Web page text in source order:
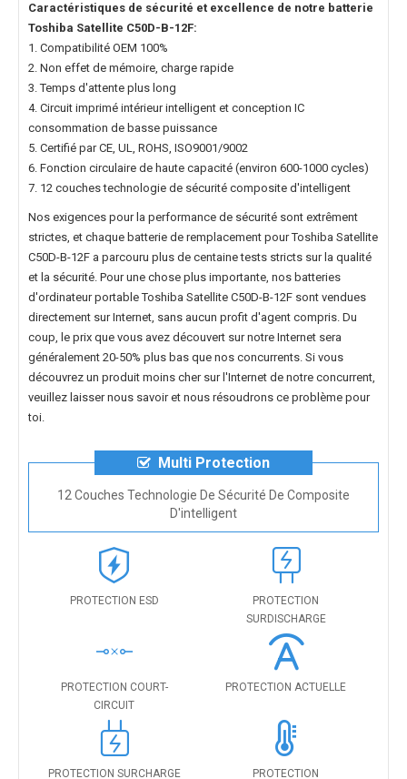
Caractéristiques de sécurité et excellence de notre batterie
Toshiba Satellite C50D-B-12F:
1. Compatibilité OEM 100%
2. Non effet de mémoire, charge rapide
3. Temps d'attente plus long
4. Circuit imprimé intérieur intelligent et conception IC
consommation de basse puissance
5. Certifié par CE, UL, ROHS, ISO9001/9002
6. Fonction circulaire de haute capacité (environ 600-1000 cycles)
7. 12 couches technologie de sécurité composite d'intelligent
Nos exigences pour la performance de sécurité sont extrêment
strictes, et chaque batterie de remplacement pour Toshiba Satellite
C50D-B-12F a parcouru plus de centaine tests stricts sur la qualité
et la sécurité. Pour une chose plus importante, nos batteries
d'ordinateur portable Toshiba Satellite C50D-B-12F sont vendues
directement sur Internet, sans aucun profit d'agent compris. Du
coup, le prix que vous avez découvert sur notre Internet sera
généralement 20-50% plus bas que nos concurrents. Si vous
découvrez un produit moins cher sur l'Internet de notre concurrent,
veuillez laisser nous savoir et nous résoudrons ce problème pour
toi.
Multi Protection
12 Couches Technologie De Sécurité De Composite
D'intelligent
PROTECTION ESD
PROTECTION
SURDISCHARGE
PROTECTION COURT-
CIRCUIT
PROTECTION ACTUELLE
PROTECTION SURCHARGE
PROTECTION